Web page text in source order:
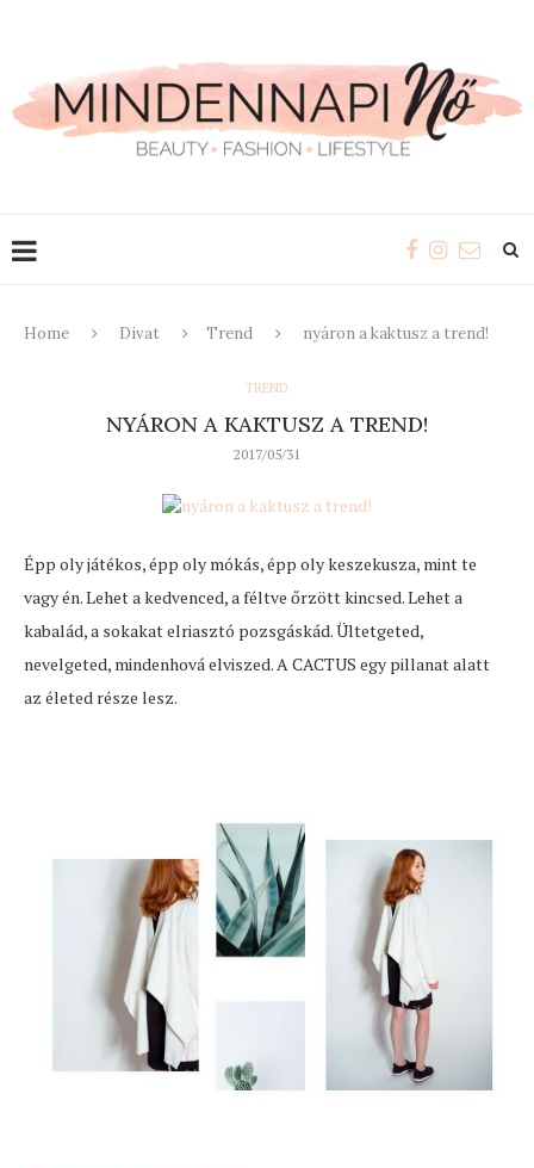
Home Divat Trend nyáron a kaktusz a trend!
TREND
NYÁRON A KAKTUSZ A TREND!
2017/05/31
Épp oly játékos, épp oly mókás, épp oly keszekusza, mint te
vagy én. Lehet a kedvenced, a féltve őrzött kincsed. Lehet a
kabalád, a sokakat elriasztó pozsgáskád. Ültetgeted,
nevelgeted, mindenhová elviszed. A CACTUS egy pillanat alatt
az életed része lesz.